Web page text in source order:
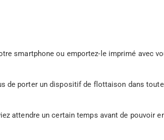
smartphone ou emportez-le imprimé avec
de porter un dispositif de flottaison dans
attendre un certain temps avant de pouvoir